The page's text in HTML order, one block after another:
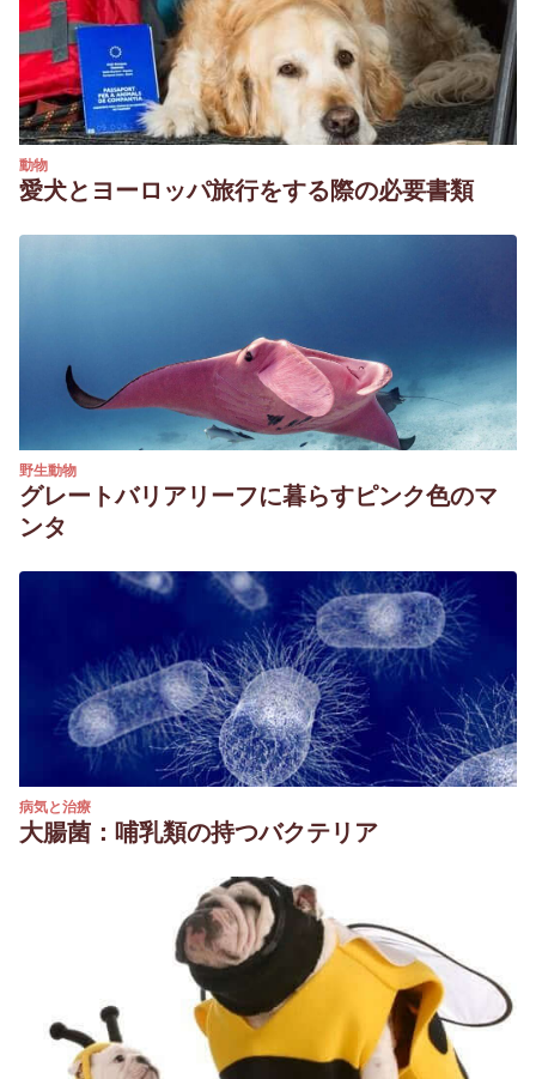
動物
愛犬とヨーロッパ旅行をする際の必要書類
野生動物
グレートバリアリーフに暮らすピンク色のマ
ンタ
病気と治療
大腸菌：哺乳類の持つバクテリア